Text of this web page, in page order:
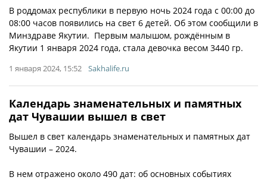
В роддомах республики в первую ночь 2024 года с 00:00 до
08:00 часов появились на свет 6 детей. Об этом сообщили в
Минздраве Якутии. Первым малышом, рождённым в
Якутии 1 января 2024 года, стала девочка весом 3440 гр.
1 января 2024, 15:52 Sakhalife.ru
Календарь знаменательных и памятных
дат Чувашии вышел в свет
Вышел в свет календарь знаменательных и памятных дат
Чувашии – 2024.
В нем отражено около 490 дат: об основных событиях